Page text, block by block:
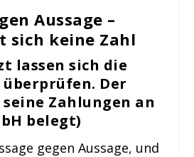
Aussage –
sich keine Zahl
lassen sich die
Der
Zahlungen an
belegt)
gegen Aussage, und